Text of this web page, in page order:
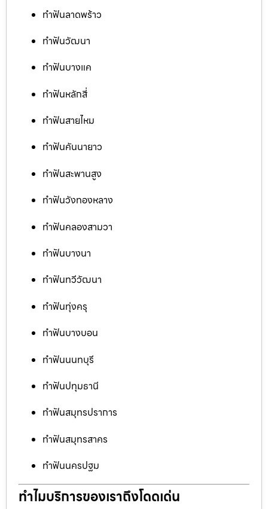
ทำฟันลาดพร้าว
ทำฟันวัฒนา
ทำฟันบางแค
ทำฟันหลักสี่
ทำฟันสายไหม
ทำฟันคันนายาว
ทำฟันสะพานสูง
ทำฟันวังทองหลาง
ทำฟันคลองสามวา
ทำฟันบางนา
ทำฟันทวีวัฒนา
ทำฟันทุ่งครุ
ทำฟันบางบอน
ทำฟันนนทบุรี
ทำฟันปทุมธานี
ทำฟันสมุทรปราการ
ทำฟันสมุทรสาคร
ทำฟันนครปฐม
ทำไมบริการของเราถึงโดดเด่น